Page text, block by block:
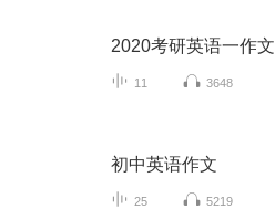
2020考研英语一作文
11 3648
初中英语作文
25 5219